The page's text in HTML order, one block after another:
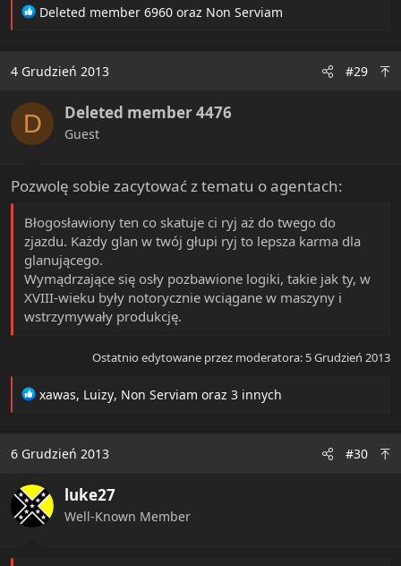
R
t
o
n
s
Deleted member 6960 oraz Non Serviam
4 Grudzień 2013 #29
D Deleted member 4476
Guest
Pozwolę sobie zacytować z tematu o agentach:
Błogosławiony ten co skatuje ci ryj aż do twego do
zjazdu. Każdy glan w twój głupi ryj to lepsza karma dla
glanującego.
Wymądrzające się osły pozbawione logiki, takie jak ty, w
XVIII-wieku były notorycznie wciągane w maszyny i
wstrzymywały produkcję.
Ostatnio edytowane przez moderatora: 5 Grudzień 2013
R
t
o
n
s
xawas, Luizy, Non Serviam oraz 3 innych
6 Grudzień 2013 #30
luke27
Well-Known Member